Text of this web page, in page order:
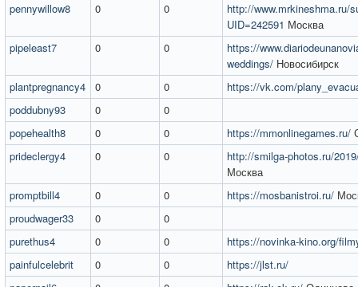
pennywillow8
0 0
http://www.mrkineshma.ru/
UID=242591 Москва
pipeleast7
0 0
https://
weddings/ Новосибирск
plantpregnancy4
0 0
https://vk.com/
poddubny93
0
0
popehealth8
0 0 https://mmonlinegames.ru/
prideclergy4
0 0
http://smilga-photos.ru/
Москва
promptbill4
0 0 https://mosbanistroi.ru/
proudwager33
0
0
purethus4
0 0
https://novinka-kino.org/
painfulcelebrit
0 0
https://jlst.ru/